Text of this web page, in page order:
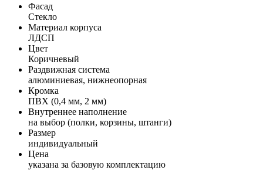
Фасад
Стекло
Материал корпуса
ЛДСП
Цвет
Коричневый
Раздвижная система
алюминиевая, нижнеопорная
Кромка
ПВХ (0,4 мм, 2 мм)
Внутреннее наполнение
на выбор (полки, корзины, штанги)
Размер
индивидуальный
Цена
указана за базовую комплектацию